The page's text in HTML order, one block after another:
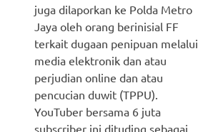
juga dilaporkan ke Polda Metro
Jaya oleh orang berinisial FF
terkait dugaan penipuan melalui
media elektronik dan atau
perjudian online dan atau
pencucian duwit (TPPU).
YouTuber bersama 6 juta
subscriber ini dituding sebagai